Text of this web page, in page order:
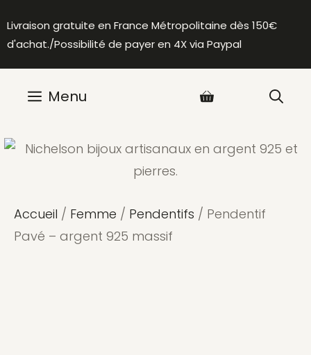
au
contenu
Livraison gratuite en France Métropolitaine dès 150€
d'achat./Possibilité de payer en 4X via Paypal
Menu
Accueil / Femme / Pendentifs / Pendentif
Pavé – argent 925 massif